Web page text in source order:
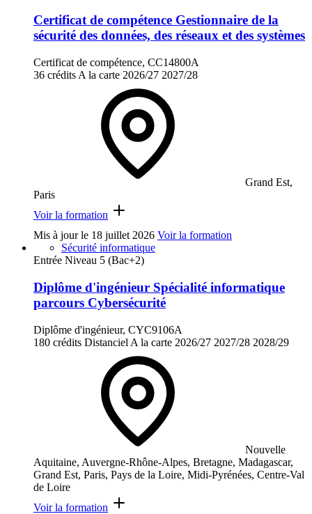
Certificat de compétence Gestionnaire de la
sécurité des données, des réseaux et des systèmes
Certificat de compétence, CC14800A
36 crédits A la carte 2026/27 2027/28
Grand Est,
Paris
Voir la formation
Mis à jour le 18 juillet 2026 Voir la formation
Sécurité informatique
Entrée Niveau 5 (Bac+2)
Diplôme d'ingénieur Spécialité informatique
parcours Cybersécurité
Diplôme d'ingénieur, CYC9106A
180 crédits Distanciel A la carte 2026/27 2027/28 2028/29
Nouvelle
Aquitaine, Auvergne-Rhône-Alpes, Bretagne, Madagascar,
Grand Est, Paris, Pays de la Loire, Midi-Pyrénées, Centre-Val
de Loire
Voir la formation